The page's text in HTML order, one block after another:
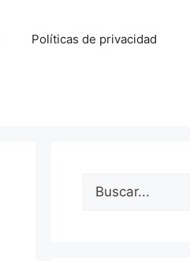
Políticas de privacidad
Buscar: